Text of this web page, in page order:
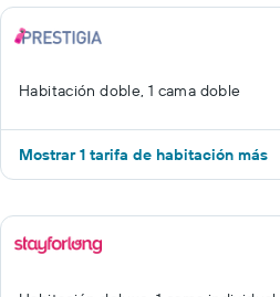
Habitación doble, 1 cama doble
Mostrar 1 tarifa de habitación más